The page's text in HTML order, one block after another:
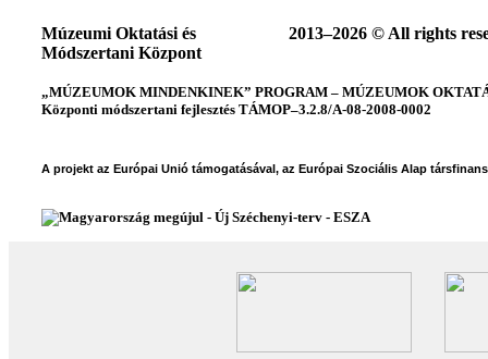
Múzeumi Oktatási és
Módszertani Központ
2013–2026 © All rights
„MÚZEUMOK MINDENKINEK” PROGRAM – MÚZEUMOK
Központi módszertani fejlesztés TÁMOP–3.2.8/A-08-2008-0002
A projekt az Európai Unió támogatásával, az Európai Szociális Alap